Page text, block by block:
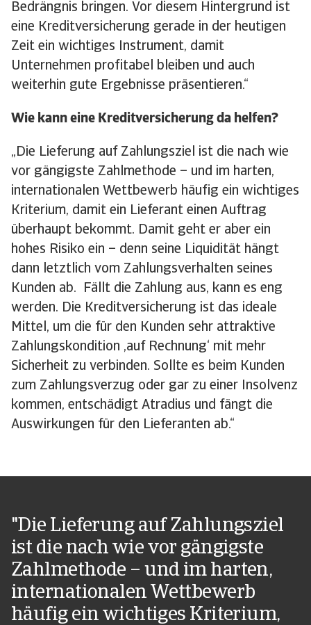
Bedrängnis bringen. Vor diesem Hintergrund ist
eine Kreditversicherung gerade in der heutigen
Zeit ein wichtiges Instrument, damit
Unternehmen profitabel bleiben und auch
weiterhin gute Ergebnisse präsentieren.“
Wie kann eine Kreditversicherung da helfen?
„Die Lieferung auf Zahlungsziel ist die nach wie
vor gängigste Zahlmethode – und im harten,
internationalen Wettbewerb häufig ein wichtiges
Kriterium, damit ein Lieferant einen Auftrag
überhaupt bekommt. Damit geht er aber ein
hohes Risiko ein – denn seine Liquidität hängt
dann letztlich vom Zahlungsverhalten seines
Kunden ab. Fällt die Zahlung aus, kann es eng
werden. Die Kreditversicherung ist das ideale
Mittel, um die für den Kunden sehr attraktive
Zahlungskondition ‚auf Rechnung‘ mit mehr
Sicherheit zu verbinden. Sollte es beim Kunden
zum Zahlungsverzug oder gar zu einer Insolvenz
kommen, entschädigt Atradius und fängt die
Auswirkungen für den Lieferanten ab.“
"Die Lieferung auf Zahlungsziel
ist die nach wie vor gängigste
Zahlmethode – und im harten,
internationalen Wettbewerb
häufig ein wichtiges Kriterium,